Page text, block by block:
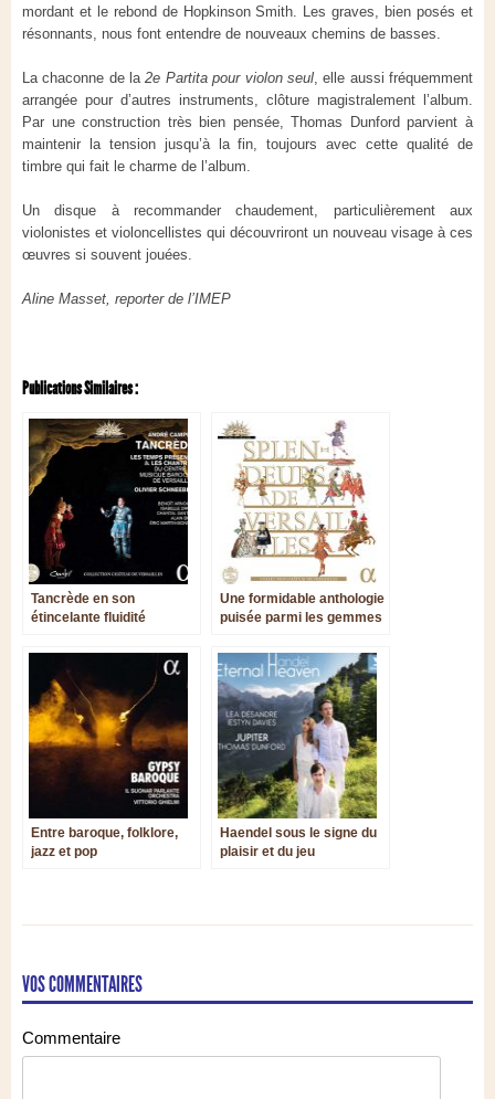
mordant et le rebond de Hopkinson Smith. Les graves, bien posés et
résonnants, nous font entendre de nouveaux chemins de basses.
La chaconne de la2e Partita pour violon seul, elle aussi fréquemment
arrangée pour d’autres instruments, clôture magistralement l’album.
Par une construction très bien pensée, Thomas Dunford parvient à
maintenir la tension jusqu’à la fin, toujours avec cette qualité de
timbre qui fait le charme de l’album.
Un disque à recommander chaudement, particulièrement aux
violonistes et violoncellistes qui découvriront un nouveau visage à ces
œuvres si souvent jouées.
Aline Masset, reporter de l’IMEP
Publications Similaires :
Tancrède en son
étincelante fluidité
Une formidable anthologie
puisée parmi les gemmes
Zig Zag Territoires
Entre baroque, folklore,
jazz et pop
Haendel sous le signe du
plaisir et du jeu
VOS COMMENTAIRES
Commentaire